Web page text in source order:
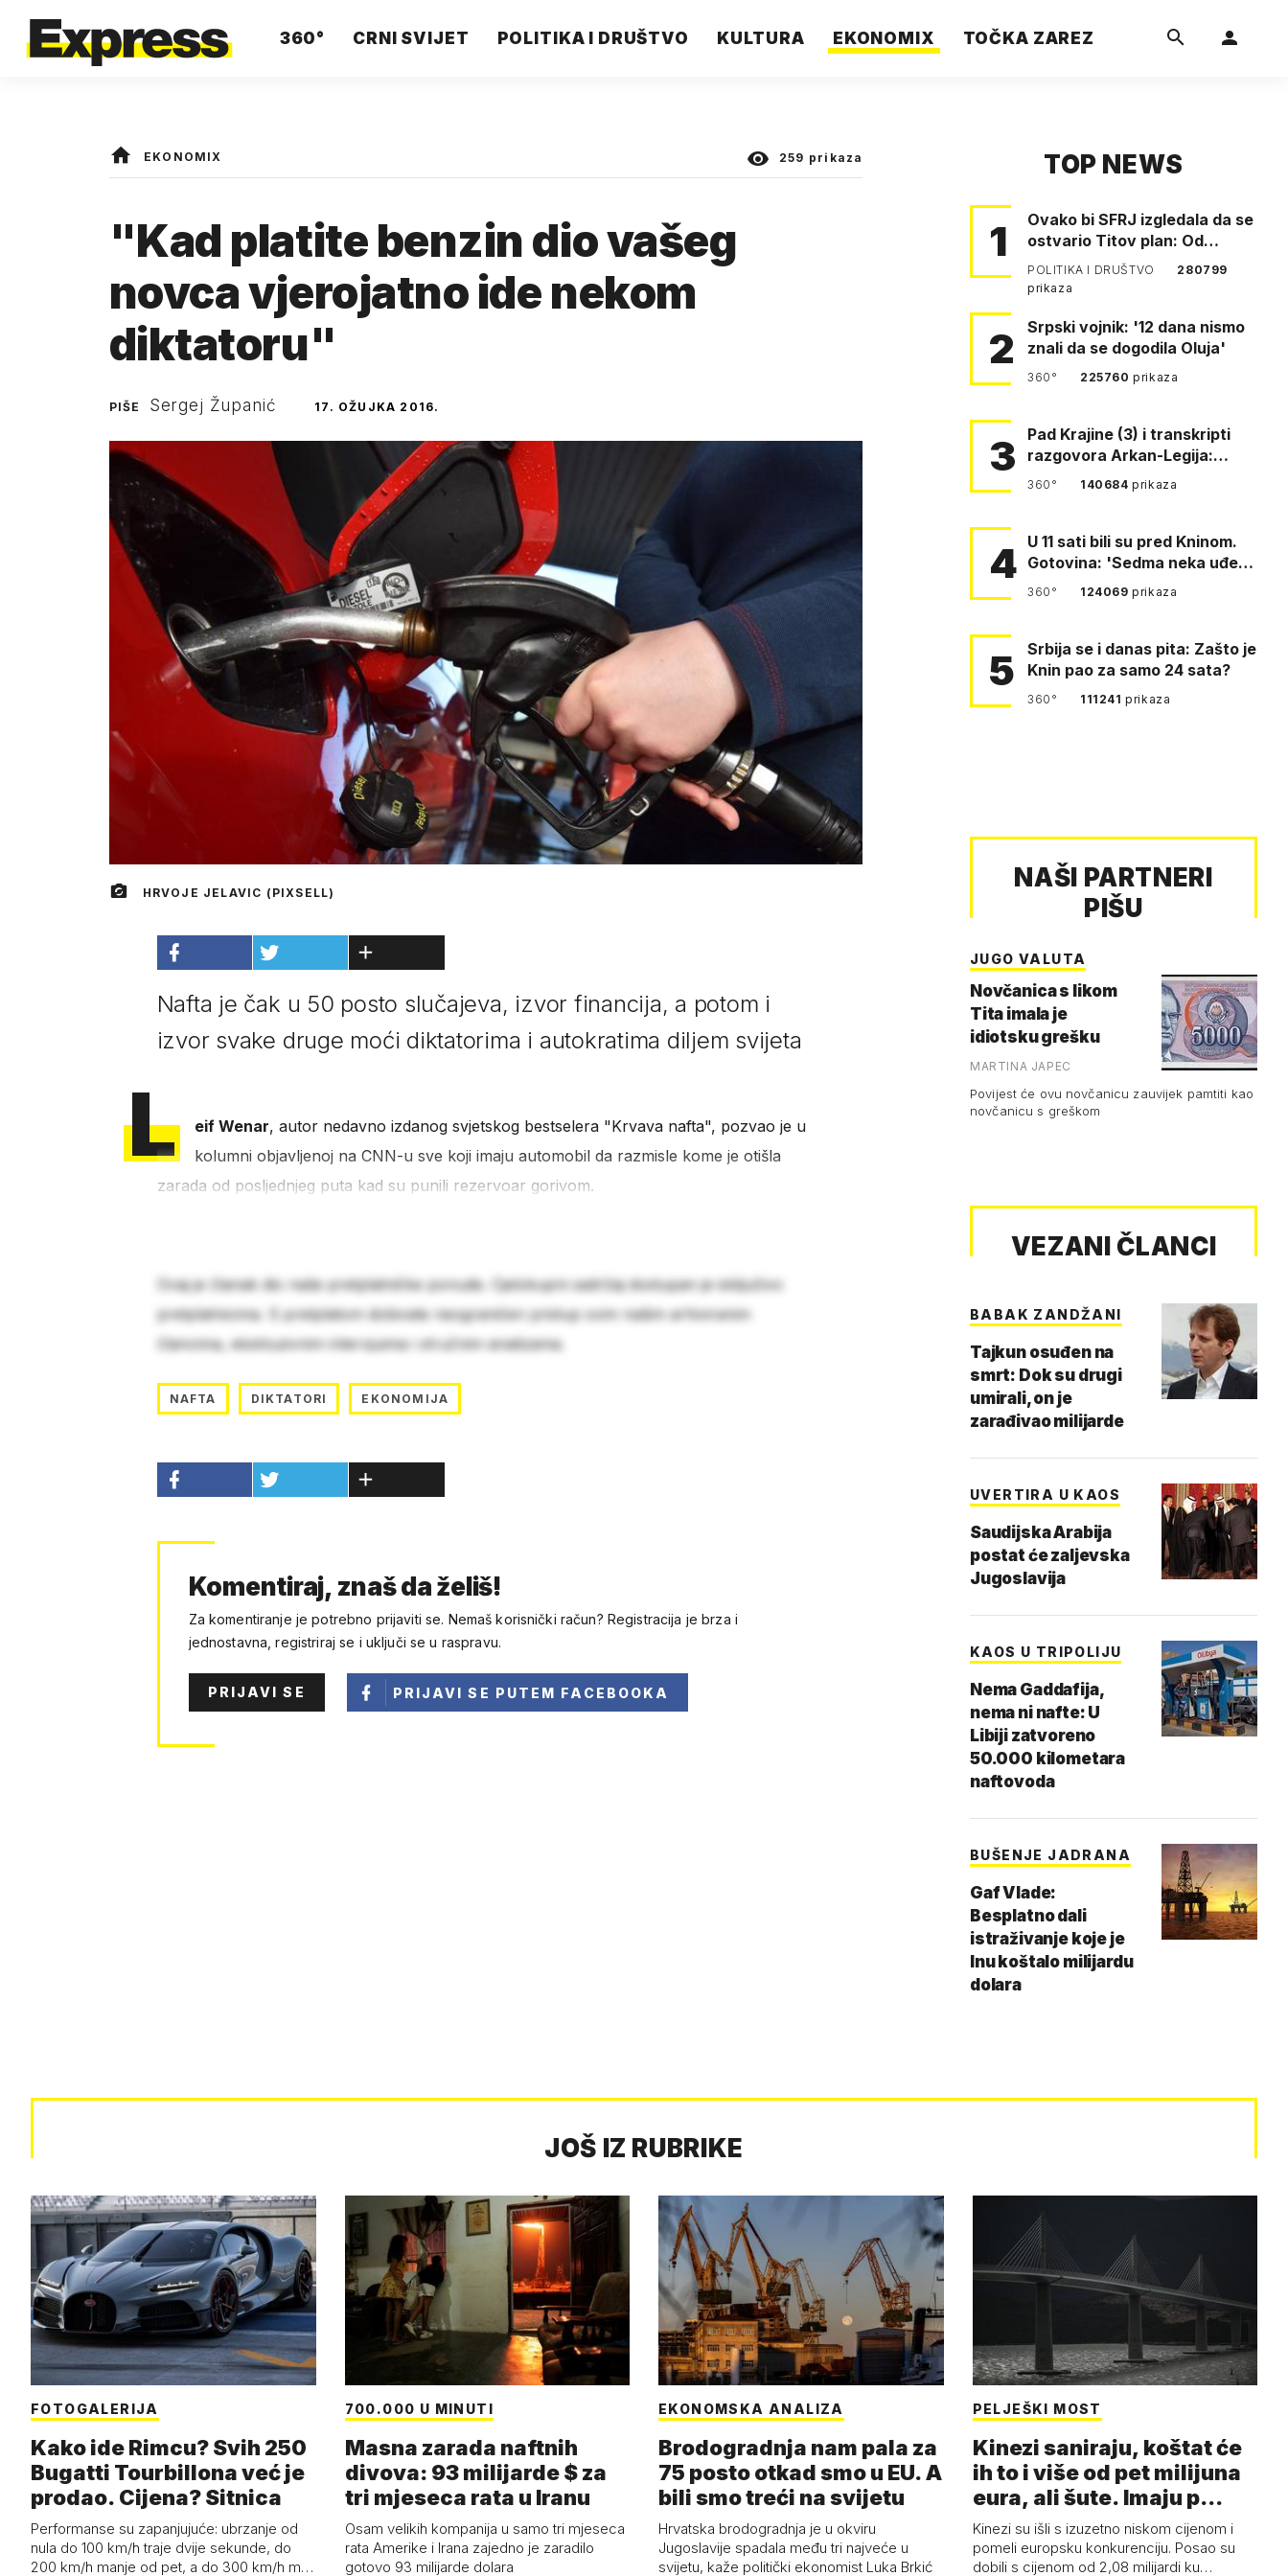
360° CRNI SVIJET POLITIKA I DRUŠTVO KULTURA EKONOMIX TOČKA ZAREZ
EKONOMIX 259 prikaza
"Kad platite benzin dio vašeg
novca vjerojatno ide nekom
diktatoru"
PIŠE Sergej Županić 17. OŽUJKA 2016.
HRVOJE JELAVIC (PIXSELL)
Nafta je čak u 50 posto slučajeva, izvor financija, a potom i
izvor svake druge moći diktatorima i autokratima diljem svijeta
L eif Wenar, autor nedavno izdanog svjetskog bestselera "Krvava nafta", pozvao je u
kolumni objavljenoj na CNN-u sve koji imaju automobil da razmisle kome je otišla
zarada od posljednjeg puta kad su punili rezervoar gorivom.
Ovaj je članak dio naše pretplatničke ponude. Cjelokupni sadržaj dostupan je isključivo
pretplatnicima. S pretplatom dobivate neograničen pristup svim našim arhiviranim
člancima, ekskluzivnim intervjuima i stručnim analizama.
NAFTA DIKTATORI EKONOMIJA
Komentiraj, znaš da želiš!
Za komentiranje je potrebno prijaviti se. Nemaš korisnički račun? Registracija je brza i
jednostavna, registriraj se i uključi se u raspravu.
PRIJAVI SE PRIJAVI SE PUTEM FACEBOOKA
TOP NEWS
1
Ovako bi SFRJ izgledala da se
ostvario Titov plan: Od
Klagenfurta do Istanbula!
POLITIKA I DRUŠTVO
280799
prikaza
2
Srpski vojnik: '12 dana nismo
znali da se dogodila Oluja'
360° 225760prikaza
3
Pad Krajine (3) i transkripti
razgovora Arkan-Legija:
'Čujem, prelazite ustašam…
360° 140684prikaza
4 U 11 sati bili su pred Kninom.
Gotovina: 'Sedma neka uđe,
4. gardijska neka g…
360° 124069prikaza
5
Srbija se i danas pita: Zašto je
Knin pao za samo 24 sata?
360° 111241prikaza
NAŠI PARTNERI
PIŠU
JUGO VALUTA
Novčanica s likom
Tita imala je
idiotsku grešku
MARTINA JAPEC
Povijest će ovu novčanicu zauvijek pamtiti kao
novčanicu s greškom
VEZANI ČLANCI
BABAK ZANDŽANI
Tajkun osuđen na
smrt: Dok su drugi
umirali, on je
zarađivao milijarde
UVERTIRA U KAOS
Saudijska Arabija
postat će zaljevska
Jugoslavija
KAOS U TRIPOLIJU
Nema Gaddafija,
nema ni nafte: U
Libiji zatvoreno
50.000 kilometara
naftovoda
BUŠENJE JADRANA
Gaf Vlade:
Besplatno dali
istraživanje koje je
Inu koštalo milijardu
dolara
JOŠ IZ RUBRIKE
FOTOGALERIJA
Kako ide Rimcu? Svih 250
Bugatti Tourbillona već je
prodao. Cijena? Sitnica
Performanse su zapanjujuće: ubrzanje od
nula do 100 km/h traje dvije sekunde, do
200 km/h manje od pet, a do 300 km/h m…
700.000 U MINUTI
Masna zarada naftnih
divova: 93 milijarde $ za
tri mjeseca rata u Iranu
Osam velikih kompanija u samo tri mjeseca
rata Amerike i Irana zajedno je zaradilo
gotovo 93 milijarde dolara
EKONOMSKA ANALIZA
Brodogradnja nam pala za
75 posto otkad smo u EU. A
bili smo treći na svijetu
Hrvatska brodogradnja je u okviru
Jugoslavije spadala među tri najveće u
svijetu, kaže politički ekonomist Luka Brkić
PELJEŠKI MOST
Kinezi saniraju, koštat će
ih to i više od pet milijuna
eura, ali šute. Imaju p…
Kinezi su išli s izuzetno niskom cijenom i
pomeli europsku konkurenciju. Posao su
dobili s cijenom od 2,08 milijardi ku…